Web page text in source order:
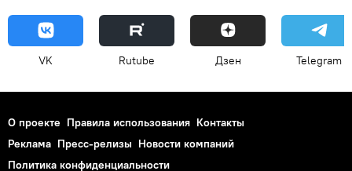
VK Rutube Дзен Telegram
О проекте Правила использования Контакты
Реклама Пресс-релизы Новости компаний
Политика конфиденциальности